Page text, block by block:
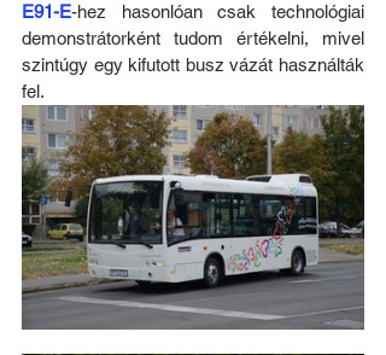
E91-E-hez hasonlóan csak technológiai
demonstrátorként tudom értékelni, mivel
szintúgy egy kifutott busz vázát használták
fel.